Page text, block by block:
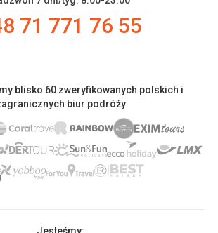
71 771 76 55
blisko 60 zweryfikowanych polskich i
biur podróży